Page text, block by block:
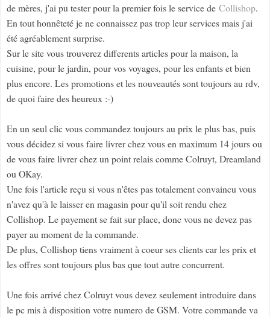
de mères, j'ai pu tester pour la premier fois le service de Collishop.
En tout honnêteté je ne connaissez pas trop leur services mais j'ai
été agréablement surprise.
Sur le site vous trouverez differents articles pour la maison, la
cuisine, pour le jardin, pour vos voyages, pour les enfants et bien
plus encore. Les promotions et les nouveautés sont toujours au rdv,
de quoi faire des heureux :-)
En un seul clic vous commandez toujours au prix le plus bas, puis
vous décidez si vous faire livrer chez vous en maximum 14 jours ou
de vous faire livrer chez un point relais comme Colruyt, Dreamland
ou OKay.
Une fois l'article reçu si vous n'êtes pas totalement convaincu vous
n'avez qu'à le laisser en magasin pour qu'il soit rendu chez
Collishop. Le payement se fait sur place, donc vous ne devez pas
payer au moment de la commande.
De plus, Collishop tiens vraiment à coeur ses clients car les prix et
les offres sont toujours plus bas que tout autre concurrent.
Une fois arrivé chez Colruyt vous devez seulement introduire dans
le pc mis à disposition votre numero de GSM. Votre commande va